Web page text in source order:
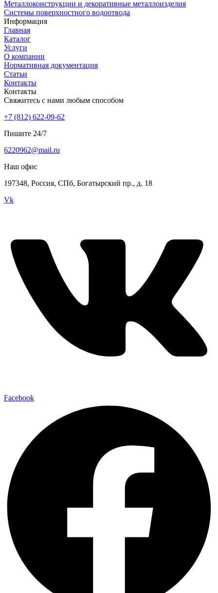
Металлоконструкции и декоративные металлоизделия
Системы поверхностного водоотвода
Информация
Главная
Каталог
Услуги
О компании
Нормативная документация
Статьи
Контакты
Контакты
Свяжитесь с нами любым способом
+7 (812) 622-09-62
Пишите 24/7
6220962@mail.ru
Наш офис
197348, Россия, СПб, Богатырский пр., д. 18
Vk
Facebook